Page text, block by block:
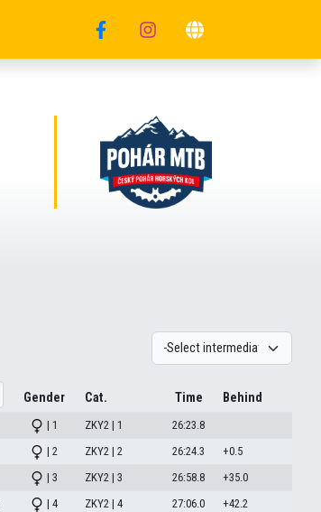
Gender Cat. Time Behind
| 1 ZKY2 | 1
26:23.8
| 2 ZKY2 | 2 26:24.3
+0.5
| 3 ZKY2 | 3 26:58.8
+35.0
| 4 ZKY2 | 4 27:06.0
+42.2